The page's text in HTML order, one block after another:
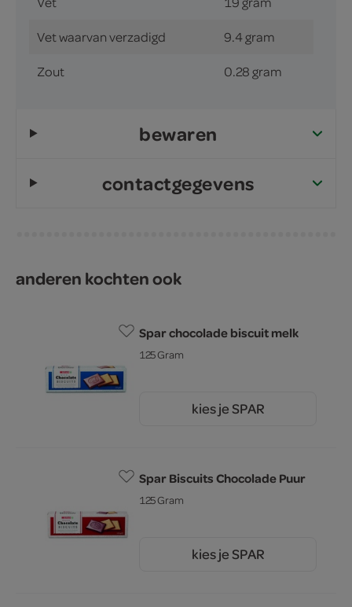
Vet waarvan verzadigd 9.4 gram
Zout 0.28 gram
bewaren
contactgegevens
anderen kochten ook
Spar chocolade biscuit melk
125 Gram
kies je SPAR
Spar Biscuits Chocolade Puur
125 Gram
kies je SPAR